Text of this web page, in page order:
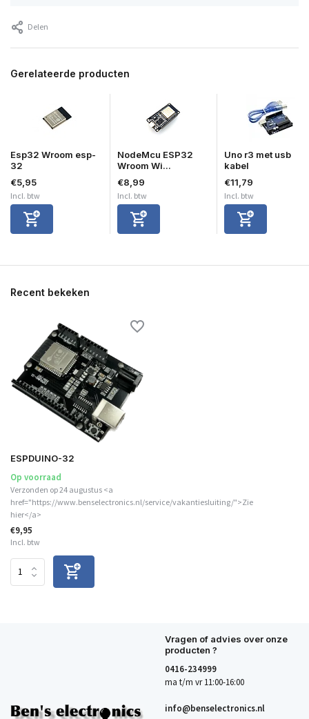
Delen
Gerelateerde producten
Esp32 Wroom esp-
32
€5,95
Incl. btw
NodeMcu ESP32
Wroom Wi...
€8,99
Incl. btw
Uno r3 met usb
kabel
€11,79
Incl. btw
Recent bekeken
ESPDUINO-32
Op voorraad
Verzonden op 24 augustus <a
href="https://www.benselectronics.nl/service/vakantiesluiting/">Zie
hier</a>
€9,95
Incl. btw
Vragen of advies over onze
producten ?
0416-234999
ma t/m vr 11:00-16:00
info@benselectronics.nl